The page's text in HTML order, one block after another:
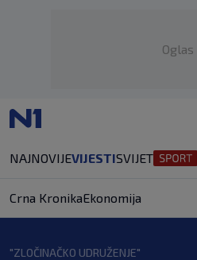
Oglas
NAJNOVIJEVIJESTISVIJET
Crna KronikaEkonomija
"ZLOČINAČKO UDRUŽENJE"